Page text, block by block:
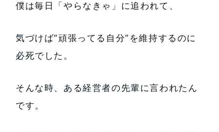
僕は毎日「やらなきゃ」に追われて、
気づけば“頑張ってる自分”を維持するのに
必死でした。
そんな時、ある経営者の先輩に言われたん
です。